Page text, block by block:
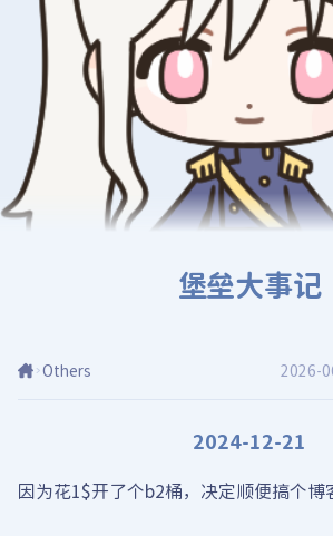
堡垒大事记
Others 2026-
2024-12-21
因为花1$开了个b2桶，决定顺便搞个博